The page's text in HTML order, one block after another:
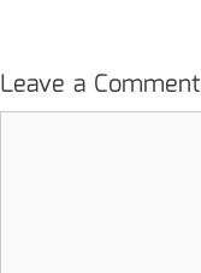
Leave a Comment